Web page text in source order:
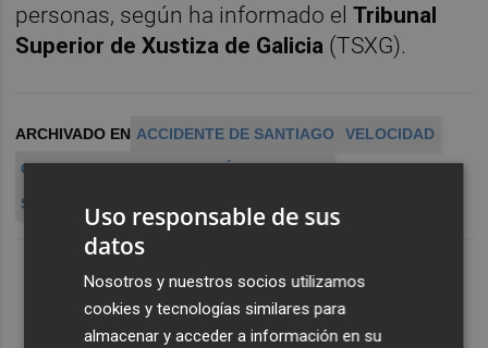
personas, según ha informado elTribunal
Superior de Xustiza de Galicia (TSXG).
ARCHIVADO EN ACCIDENTE DE SANTIAGO
VELOCIDAD
CAJAS NEGRAS
ACTIVACIÓN DE FRENO
SEGUNDOS ANTESUso responsable de sus
datos
Nosotros y nuestros socios utilizamos
cookies y tecnologías similares para
almacenar y acceder a información en su